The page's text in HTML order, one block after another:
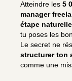
Atteindre les 5
manager
étape naturelle
tu poses les
Le secret ne
structurer ton
comme une